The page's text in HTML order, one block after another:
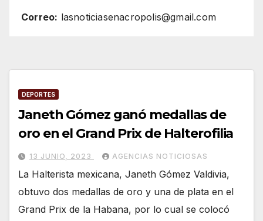
Correo: lasnoticiasenacropolis@gmail.com
DEPORTES
Janeth Gómez ganó medallas de
oro en el Grand Prix de Halterofilia
13 JUNIO, 2023 AGENCIAS NOTICIOSAS
La Halterista mexicana, Janeth Gómez Valdivia,
obtuvo dos medallas de oro y una de plata en el
Grand Prix de la Habana, por lo cual se colocó